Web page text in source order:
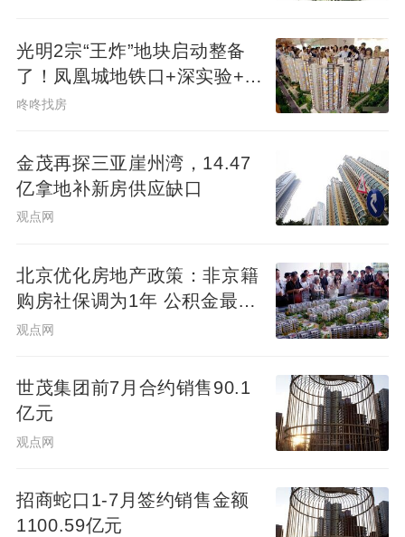
的，因此与购买的正常商品房(商品房开发，
开发商取得土地是通过出让方式)是有区别
的。但拆迁安置房如果进行了产权登记并取
要看开发商是否对安置房进行产权登记。 区
别五：安置房相对于商品房的使用用途来说
受到了一定限制 安置房是指因城市规划、土
或承租人居住使用的房屋。因为其安置对象
是特定的动迁安置户，该类房屋的买卖除受
法律、法规的规范之外，还受到当地政府相
交易有很大的不同。 区别六：相对于商品房
来说安置房享有的权利较为不全面 商品房的
有、使用、*、处分。买受人可以将此房屋依
法转让、出租、抵押、赠与以及继承，甚至
光明2宗“王炸”地块启动整备
了！凤凰城地铁口+深实验+商
业环绕
咚咚找房
金茂再探三亚崖州湾，14.47
亿拿地补新房供应缺口
观点网
北京优化房地产政策：非京籍
购房社保调为1年 公积金最高
可贷340万元
观点网
世茂集团前7月合约销售90.1
亿元
观点网
招商蛇口1-7月签约销售金额
1100.59亿元